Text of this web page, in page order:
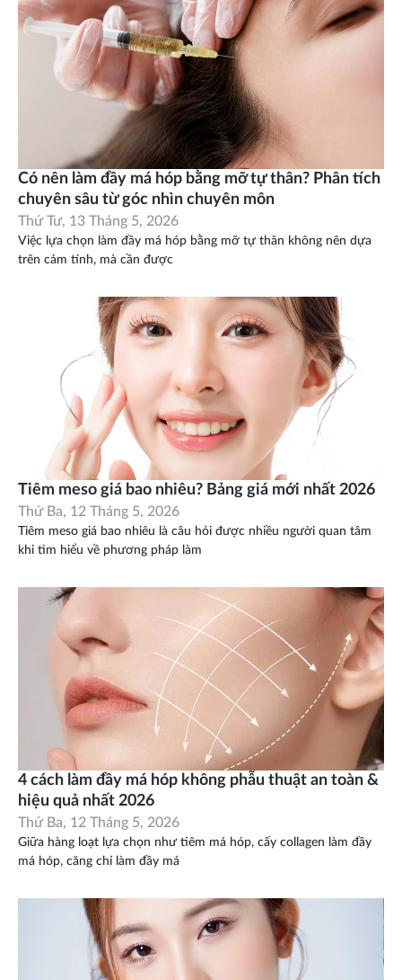
Có nên làm đầy má hóp bằng mỡ tự thân? Phân tích
chuyên sâu từ góc nhìn chuyên môn
Thứ Tư, 13 Tháng 5, 2026
Việc lựa chọn làm đầy má hóp bằng mỡ tự thân không nên dựa
trên cảm tính, mà cần được
Tiêm meso giá bao nhiêu? Bảng giá mới nhất 2026
Thứ Ba, 12 Tháng 5, 2026
Tiêm meso giá bao nhiêu là câu hỏi được nhiều người quan tâm
khi tìm hiểu về phương pháp làm
4 cách làm đầy má hóp không phẫu thuật an toàn &
hiệu quả nhất 2026
Thứ Ba, 12 Tháng 5, 2026
Giữa hàng loạt lựa chọn như tiêm má hóp, cấy collagen làm đầy
má hóp, căng chỉ làm đầy má